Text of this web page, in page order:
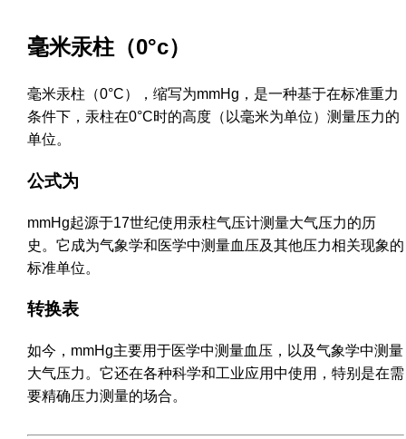
毫米汞柱（0°c）
毫米汞柱（0°C），缩写为mmHg，是一种基于在标准重力
条件下，汞柱在0°C时的高度（以毫米为单位）测量压力的
单位。
公式为
mmHg起源于17世纪使用汞柱气压计测量大气压力的历
史。它成为气象学和医学中测量血压及其他压力相关现象的
标准单位。
转换表
如今，mmHg主要用于医学中测量血压，以及气象学中测量
大气压力。它还在各种科学和工业应用中使用，特别是在需
要精确压力测量的场合。